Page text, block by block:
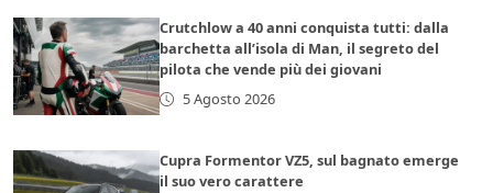
Crutchlow a 40 anni conquista tutti: dalla
barchetta all’isola di Man, il segreto del
pilota che vende più dei giovani
5 Agosto 2026
Cupra Formentor VZ5, sul bagnato emerge
il suo vero carattere